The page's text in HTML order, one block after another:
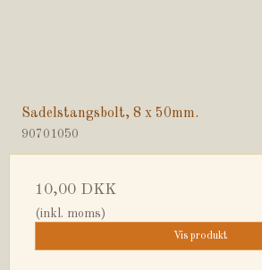
Sadelstangsbolt, 8 x 50mm.
90701050
10,00 DKK
(inkl. moms)
Vis produkt